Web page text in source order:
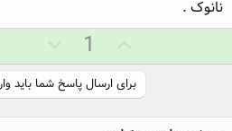
نانوک .
ا
ی
م
1
ا
ی
م
برای ارسال پاسخ شما باید